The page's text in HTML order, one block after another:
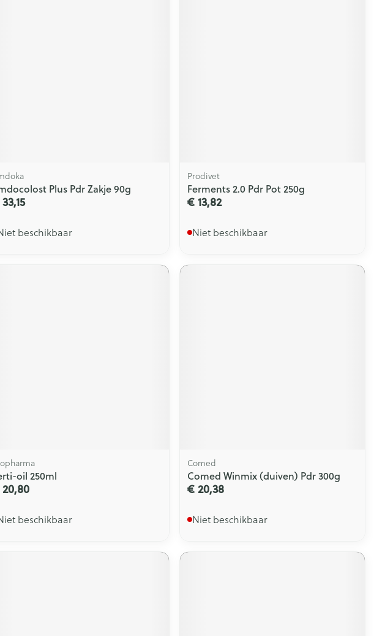
Plus Pdr Zakje 90g
beschikbaar
Prodivet
Ferments 2.0 Pdr Pot 250g
€ 13,82
Niet beschikbaar
oil 250ml
beschikbaar
Comed
Comed Winmix (duiven) Pdr 300g
€ 20,38
Niet beschikbaar